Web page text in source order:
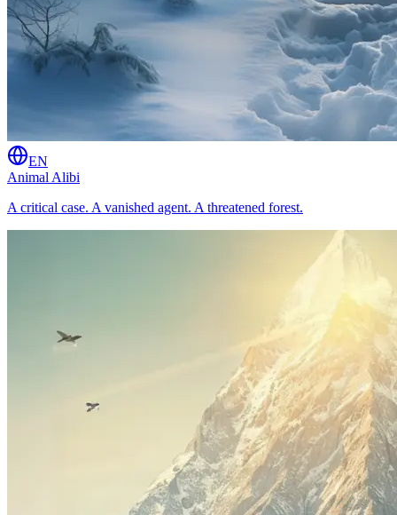
EN
Animal Alibi
A critical case. A vanished agent. A threatened forest.